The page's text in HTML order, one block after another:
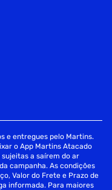
e entregues pelo Martins.
o App Martins Atacado
a saírem do ar
campanha. As condições
Valor do Frete e Prazo de
informada. Para maiores